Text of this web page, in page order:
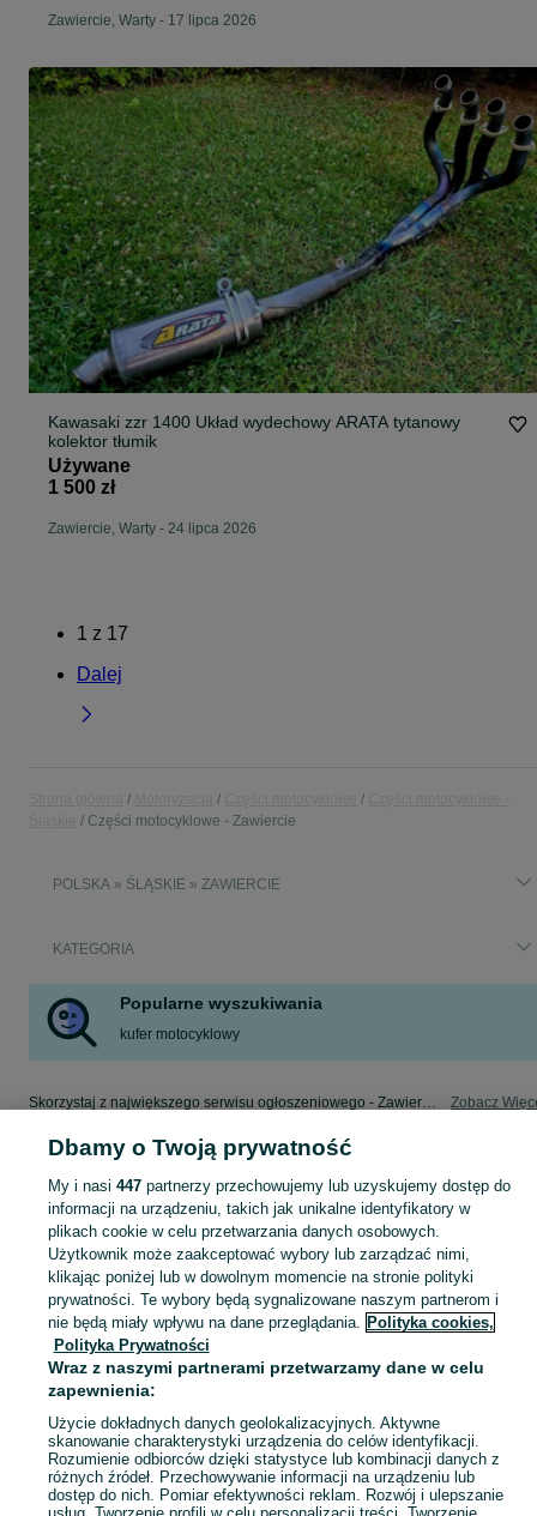
Zawiercie, Warty - 17 lipca 2026
Kawasaki zzr 1400 Układ wydechowy ARATA tytanowy
kolektor tłumik
Używane
1 500 zł
Zawiercie, Warty - 24 lipca 2026
1 z 17
Dalej
Części motocyklowe - Zawiercie
POLSKA » ŚLĄSKIE » ZAWIERCIE
KATEGORIA
Popularne wyszukiwania
kufer motocyklowy
Skorzystaj z największego serwisu ogłoszeniowego - Zawiercie i okolice! - kupuj lub sprzedawaj jeszcze wygodniej w kategorii Części motocyklowe! Zobacz
Mapa kategorii
Mapa miejscowości
Mapa ministron
Popularne wyszukiwania
Dbamy o Twoją prywatność
My i nasi 447partnerzy przechowujemy lub uzyskujemy dostęp do
informacji na urządzeniu, takich jak unikalne identyfikatory w
plikach cookie w celu przetwarzania danych osobowych.
Użytkownik może zaakceptować wybory lub zarządzać nimi,
klikając poniżej lub w dowolnym momencie na stronie polityki
prywatności. Te wybory będą sygnalizowane naszym partnerom i
nie będą miały wpływu na dane przeglądania. Polityka cookies,
Polityka Prywatności
Wraz z naszymi partnerami przetwarzamy dane w celu
zapewnienia:
Użycie dokładnych danych geolokalizacyjnych. Aktywne
skanowanie charakterystyki urządzenia do celów identyfikacji.
Rozumienie odbiorców dzięki statystyce lub kombinacji danych z
różnych źródeł. Przechowywanie informacji na urządzeniu lub
dostęp do nich. Pomiar efektywności reklam. Rozwój i ulepszanie